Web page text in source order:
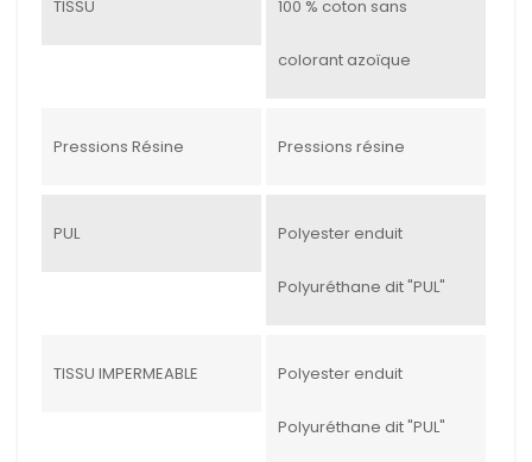
TISSU 100 % coton sans
colorant azoïque
Pressions Résine Pressions résine
PUL Polyester enduit
Polyuréthane dit "PUL"
TISSU IMPERMEABLE Polyester enduit
Polyuréthane dit "PUL"